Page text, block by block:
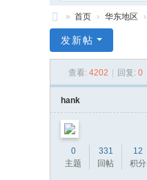
革
» 首页 › 华东地区 ›
发新帖
查看: 4202 回复: 0
hank
0
主题
331
回帖
12
积分